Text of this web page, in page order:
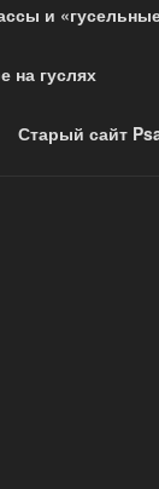
и
на гуслях
Старый сайт